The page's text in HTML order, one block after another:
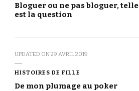
Bloguer ou ne pas bloguer, telle
est la question
UPDATED ON29 AVRIL 2019
HISTOIRES DE FILLE
De mon plumage au poker